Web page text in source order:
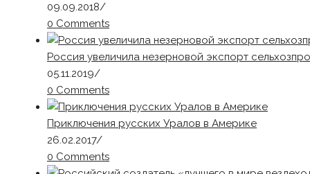
09.09.2018/
0 Comments
Россия увеличила незерновой экспорт
05.11.2019/
0 Comments
Приключения русских Уралов в Америке
26.02.2017/
0 Comments